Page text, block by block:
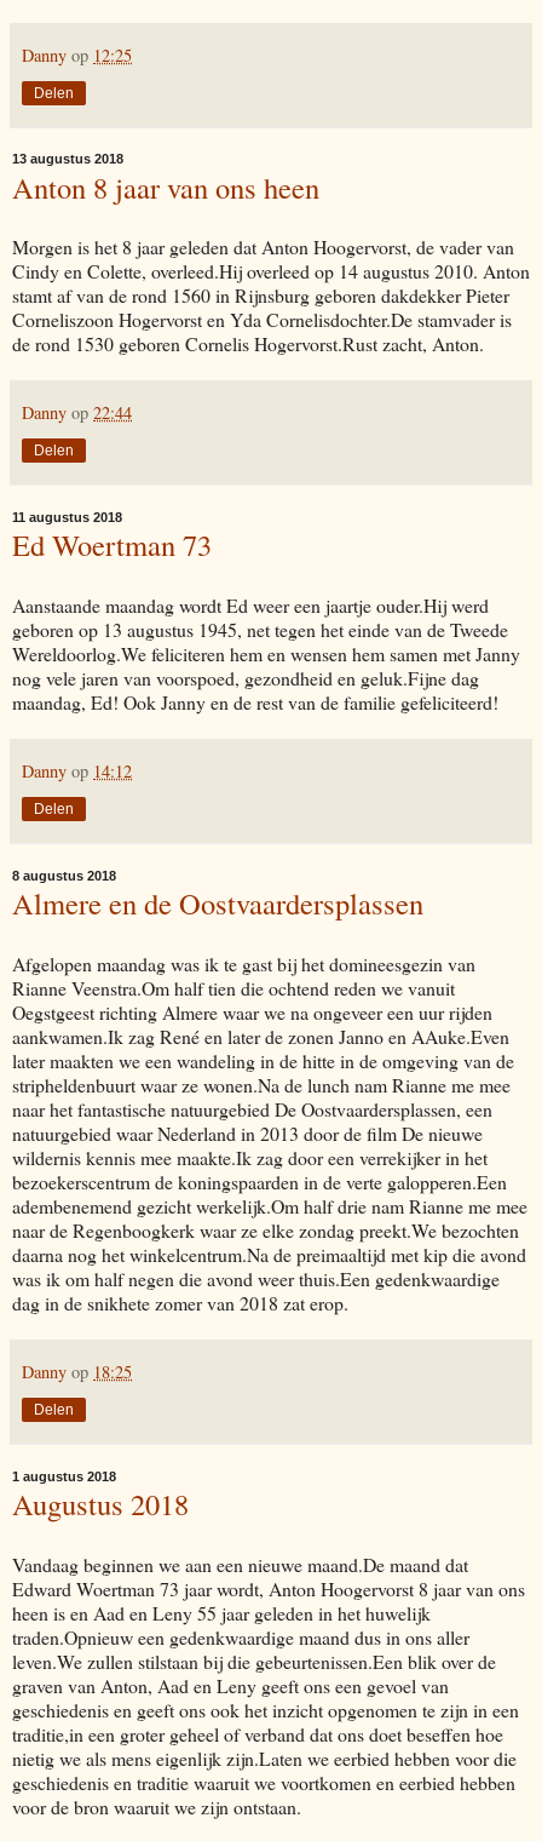
Danny op 12:25
Delen
13 augustus 2018
Anton 8 jaar van ons heen
Morgen is het 8 jaar geleden dat Anton Hoogervorst, de vader van
Cindy en Colette, overleed.Hij overleed op 14 augustus 2010. Anton
stamt af van de rond 1560 in Rijnsburg geboren dakdekker Pieter
Corneliszoon Hogervorst en Yda Cornelisdochter.De stamvader is
de rond 1530 geboren Cornelis Hogervorst.Rust zacht, Anton.
Danny op 22:44
Delen
11 augustus 2018
Ed Woertman 73
Aanstaande maandag wordt Ed weer een jaartje ouder.Hij werd
geboren op 13 augustus 1945, net tegen het einde van de Tweede
Wereldoorlog.We feliciteren hem en wensen hem samen met Janny
nog vele jaren van voorspoed, gezondheid en geluk.Fijne dag
maandag, Ed! Ook Janny en de rest van de familie gefeliciteerd!
Danny op 14:12
Delen
8 augustus 2018
Almere en de Oostvaardersplassen
Afgelopen maandag was ik te gast bij het domineesgezin van
Rianne Veenstra.Om half tien die ochtend reden we vanuit
Oegstgeest richting Almere waar we na ongeveer een uur rijden
aankwamen.Ik zag René en later de zonen Janno en AAuke.Even
later maakten we een wandeling in de hitte in de omgeving van de
stripheldenbuurt waar ze wonen.Na de lunch nam Rianne me mee
naar het fantastische natuurgebied De Oostvaardersplassen, een
natuurgebied waar Nederland in 2013 door de film De nieuwe
wildernis kennis mee maakte.Ik zag door een verrekijker in het
bezoekerscentrum de koningspaarden in de verte galopperen.Een
adembenemend gezicht werkelijk.Om half drie nam Rianne me mee
naar de Regenboogkerk waar ze elke zondag preekt.We bezochten
daarna nog het winkelcentrum.Na de preimaaltijd met kip die avond
was ik om half negen die avond weer thuis.Een gedenkwaardige
dag in de snikhete zomer van 2018 zat erop.
Danny op 18:25
Delen
1 augustus 2018
Augustus 2018
Vandaag beginnen we aan een nieuwe maand.De maand dat
Edward Woertman 73 jaar wordt, Anton Hoogervorst 8 jaar van ons
heen is en Aad en Leny 55 jaar geleden in het huwelijk
traden.Opnieuw een gedenkwaardige maand dus in ons aller
leven.We zullen stilstaan bij die gebeurtenissen.Een blik over de
graven van Anton, Aad en Leny geeft ons een gevoel van
geschiedenis en geeft ons ook het inzicht opgenomen te zijn in een
traditie,in een groter geheel of verband dat ons doet beseffen hoe
nietig we als mens eigenlijk zijn.Laten we eerbied hebben voor die
geschiedenis en traditie waaruit we voortkomen en eerbied hebben
voor de bron waaruit we zijn ontstaan.